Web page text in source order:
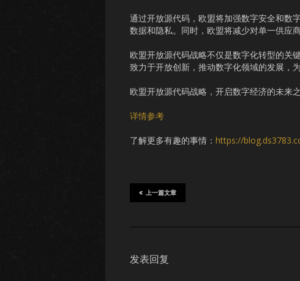
通过开放源代码，欧盟将加强数字安全和数
数据和隐私。同时，欧盟将减少对单一供应
欧盟开放源代码战略不仅是数字化转型的关
致力于开放创新，推动数字化领域的发展，
欧盟开放源代码战略，开启数字经济的未来
详情参考
了解更多有趣的事情： https://
上一篇文章
发表回复